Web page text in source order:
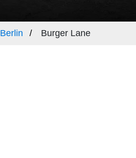
Berlin Burger Lane